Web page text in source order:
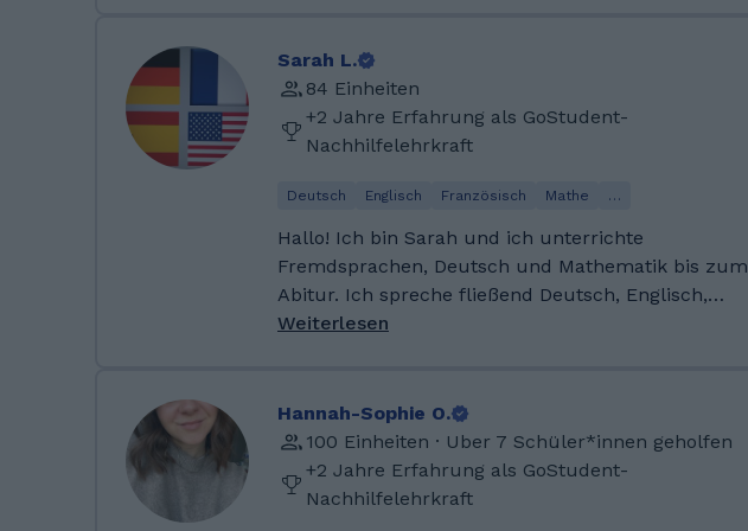
Unterrichtsplanung, sowie Durchführung beteiligt.
Sarah L.
84 Einheiten
+2 Jahre Erfahrung als GoStudent-
Nachhilfelehrkraft
Deutsch Englisch Französisch Mathe …
Hallo! Ich bin Sarah und ich unterrichte
Fremdsprachen, Deutsch und Mathematik bis zum
Abitur. Ich spreche fließend Deutsch, Englisch,
Spanisch und Französisch (alle vier studiere ich an
Chinesisch und Koreanisch.
Weiterlesen
Hannah-Sophie O.
100 Einheiten · Uber 7 Schüler*innen geholfen
+2 Jahre Erfahrung als GoStudent-
Nachhilfelehrkraft